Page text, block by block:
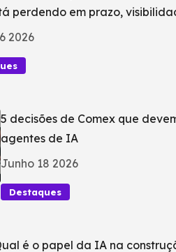
perdendo em prazo,
2026
5 decisões de Comex que
agentes de IA
Junho 18 2026
Destaques
é o papel da IA na